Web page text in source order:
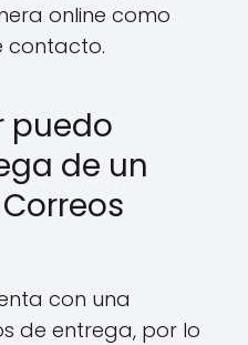
online como
contacto.
puedo
de un
con una
de entrega, por lo